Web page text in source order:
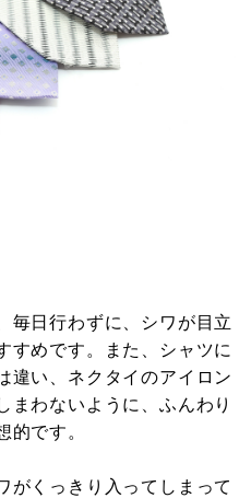
毎日行わずに、シワが目立
すめです。また、シャツに
違い、ネクタイのアイロン
まわないように、ふんわり
的です。
がくっきり入ってしまって